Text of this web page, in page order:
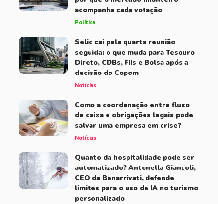
acompanha cada votação
Política
Selic cai pela quarta reunião
seguida: o que muda para Tesouro
Direto, CDBs, FIIs e Bolsa após a
decisão do Copom
Notícias
Como a coordenação entre fluxo
de caixa e obrigações legais pode
salvar uma empresa em crise?
Notícias
Quanto da hospitalidade pode ser
automatizado? Antonella Giancoli,
CEO da Benarrivati, defende
limites para o uso de IA no turismo
personalizado